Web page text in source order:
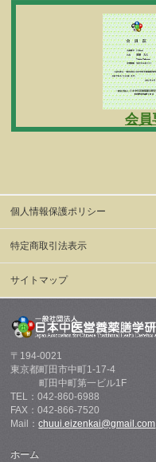
会員
個人情報保護ポリシー
特定商取引法表示
サイトマップ
〒194-0021
東京都町田市中町1-17-4
町田中町第一ビル1F
TEL：042-860-6988
FAX：042-866-7520
Mail：chuui.eizenkai@gmail.com
ホーム